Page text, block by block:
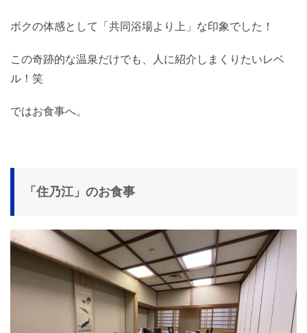
ボクの体感として「共同浴場より上」な印象でした！
この奇跡的な温泉だけでも、人に紹介しまくりたいレベ
ル！笑
ではお食事へ。
「住乃江」のお食事